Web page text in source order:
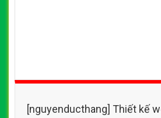
[nguyenducthang] Thiết kế